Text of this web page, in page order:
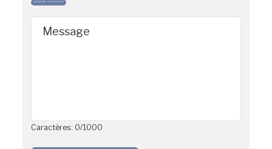
JOINDRE UN FICHIER
Message
Caractères: 0/1000